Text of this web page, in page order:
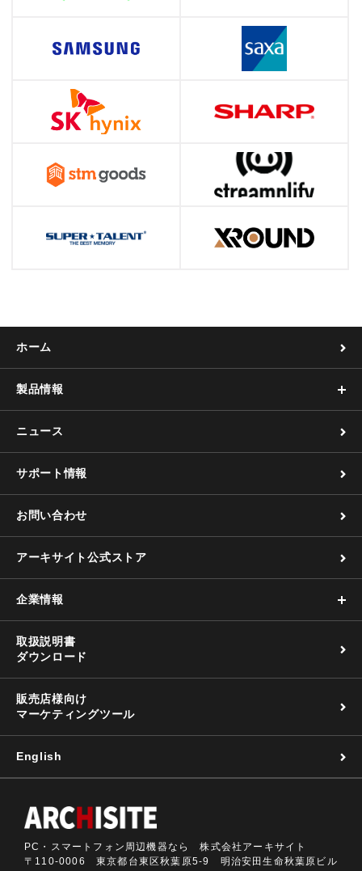
ホーム
製品情報
ニュース
サポート情報
お問い合わせ
アーキサイト公式ストア
企業情報
取扱説明書
ダウンロード
販売店様向け
マーケティングツール
English
PC・スマートフォン周辺機器なら 株式会社アーキサイト
〒110-0006 東京都台東区秋葉原5-9 明治安田生命秋葉原ビル